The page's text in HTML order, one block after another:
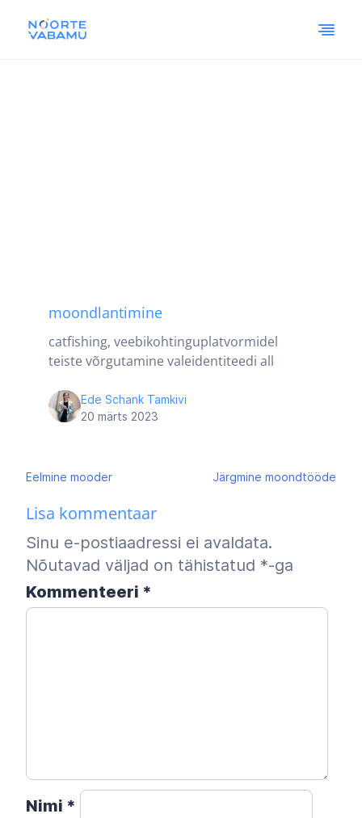
moondlantimine
catfishing, veebikohtinguplatvormidel
teiste võrgutamine valeidentiteedi all
Ede Schank Tamkivi
20 märts 2023
Navigeerimine
Eelmine mooder Järgmine moondtööde
Lisa kommentaar
Sinu e-postiaadressi ei avaldata.
Nõutavad väljad on tähistatud *-ga
Kommenteeri *
Nimi *